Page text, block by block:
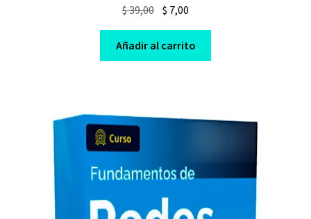
$39,00 Original
price
was:
$ 39,00.
$ 7,00
price
is:
$ 7,00.
Añadir al carrito